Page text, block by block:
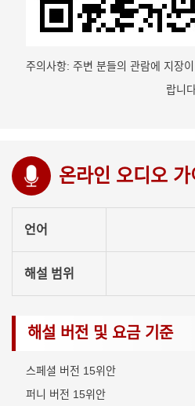
주의사항: 주변 분들의 관람에 지장
랍니
온라인 오디오 가
언어
해설 범위
해설 버전 및 요금 기준
스페셜 버전 15위안
퍼니 버전 15위안